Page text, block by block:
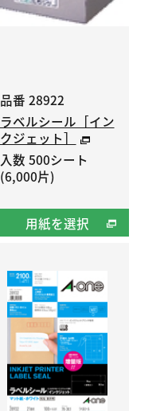
品番 28922
ラベルシール［イン
クジェット］
入数 500シート
(6,000片)
用紙を選択